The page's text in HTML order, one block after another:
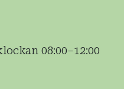
08:00–12:00